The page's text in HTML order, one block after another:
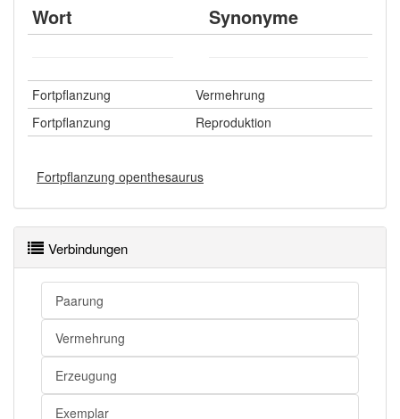
Wort Synonyme
Fortpflanzung
Vermehrung
Fortpflanzung
Reproduktion
Fortpflanzung openthesaurus
Verbindungen
Paarung
Vermehrung
Erzeugung
Exemplar